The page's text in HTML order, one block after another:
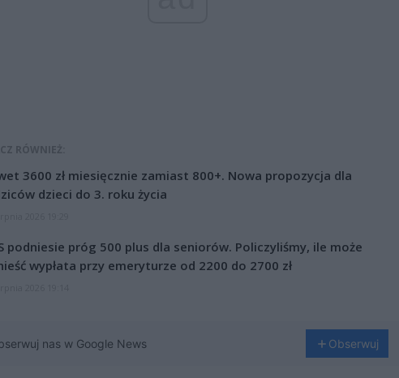
RÓWNIEŻ:
3600 zł miesięcznie zamiast 800+. Nowa propozycja dla
dzieci do 3. roku życia
podniesie próg 500 plus dla seniorów. Policzyliśmy, ile może
wypłata przy emeryturze od 2200 do 2700 zł
nas w Google News Obserwuj